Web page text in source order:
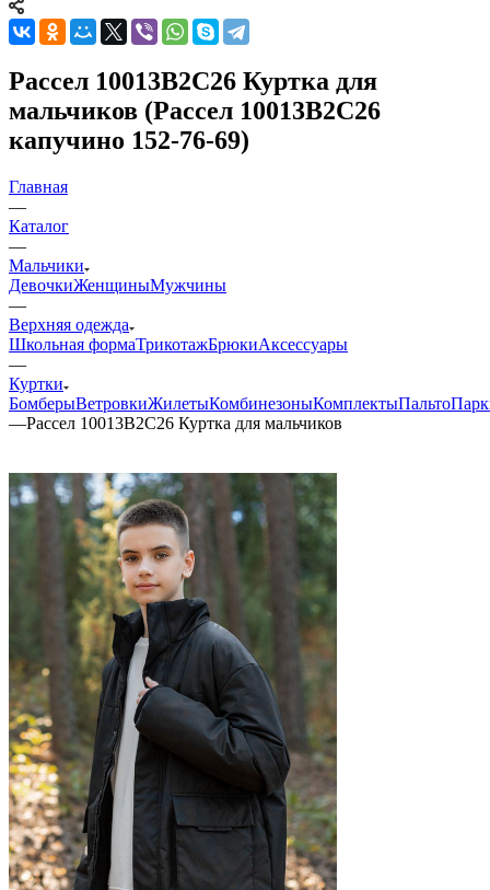
Рассел 10013B2C26 Куртка для
мальчиков (Рассел 10013B2C26
капучино 152-76-69)
Главная
—
Каталог
—
Мальчики
ДевочкиЖенщиныМужчины
—
Верхняя одежда
Школьная формаТрикотажБрюкиАксессуары
—
Куртки
БомберыВетровкиЖилетыКомбинезоныКомплектыПальто
—Рассел 10013B2C26 Куртка для мальчиков